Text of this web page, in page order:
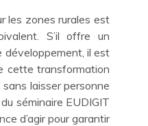
les zones rurales est
S’il offre un
développement, il est
cette transformation
laisser personne
séminaire EUDIGIT
d’agir pour garantir